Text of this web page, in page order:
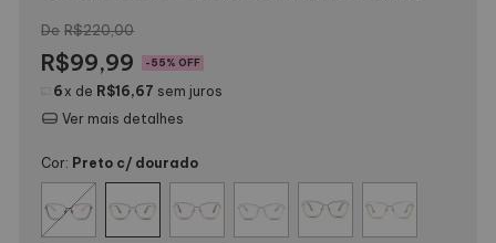
R$220,00
R$99,99 -55% OFF
6 x de R$16,67 sem juros
Ver mais detalhes
Cor: Preto c/ dourado